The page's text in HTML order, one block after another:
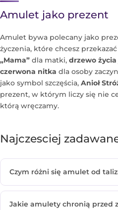
Amulet jako prezent
Amulet bywa polecany jako
życzenia, które chcesz
„Mama” dla matki, drzewo życia
czerwona nitka dla osoby
jako symbol szczęścia, Anioł
prezent, w którym liczy się nie
którą wręczamy.
Najczesciej
Czym różni się amulet od
Jakie amulety chronią przed